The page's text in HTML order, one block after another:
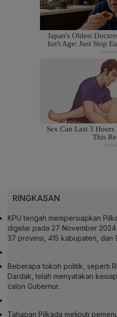
RINGKASAN
KPU tengah mempersiapkan
digelar pada 27 November
37 provinsi, 415 kabupaten, dan
Beberapa tokoh politik, seperti
Dardak, telah menyatakan
calon Gubernur.
Tahapan Pilkada meliputi